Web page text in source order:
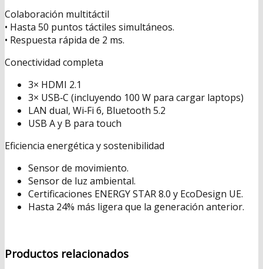
Colaboración multitáctil
• Hasta 50 puntos táctiles simultáneos.
• Respuesta rápida de 2 ms.
Conectividad completa
3× HDMI 2.1
3× USB‑C (incluyendo 100 W para cargar laptops)
LAN dual, Wi‑Fi 6, Bluetooth 5.2
USB A y B para touch
Eficiencia energética y sostenibilidad
Sensor de movimiento.
Sensor de luz ambiental.
Certificaciones ENERGY STAR 8.0 y EcoDesign UE.
Hasta 24% más ligera que la generación anterior.
Productos relacionados